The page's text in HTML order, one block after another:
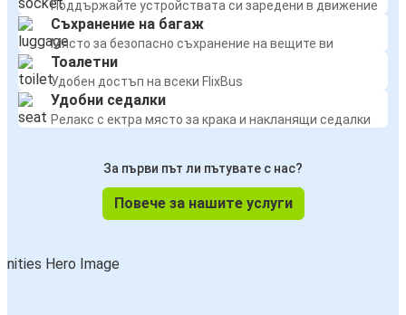
Поддържайте устройствата си заредени в движение
Съхранение на багаж
Място за безопасно съхранение на вещите ви
Тоалетни
Удобен достъп на всеки FlixBus
Удобни седалки
Релакс с ектра място за крака и накланящи седалки
За първи път ли пътувате с нас?
Повече за нашите услуги